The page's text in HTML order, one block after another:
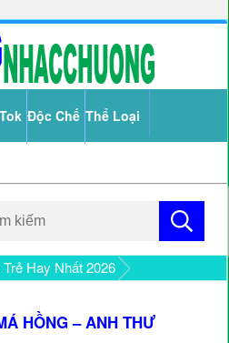
Độc Chế Thể Loại
Hay Nhất 2026
HỒNG – ANH THƯ